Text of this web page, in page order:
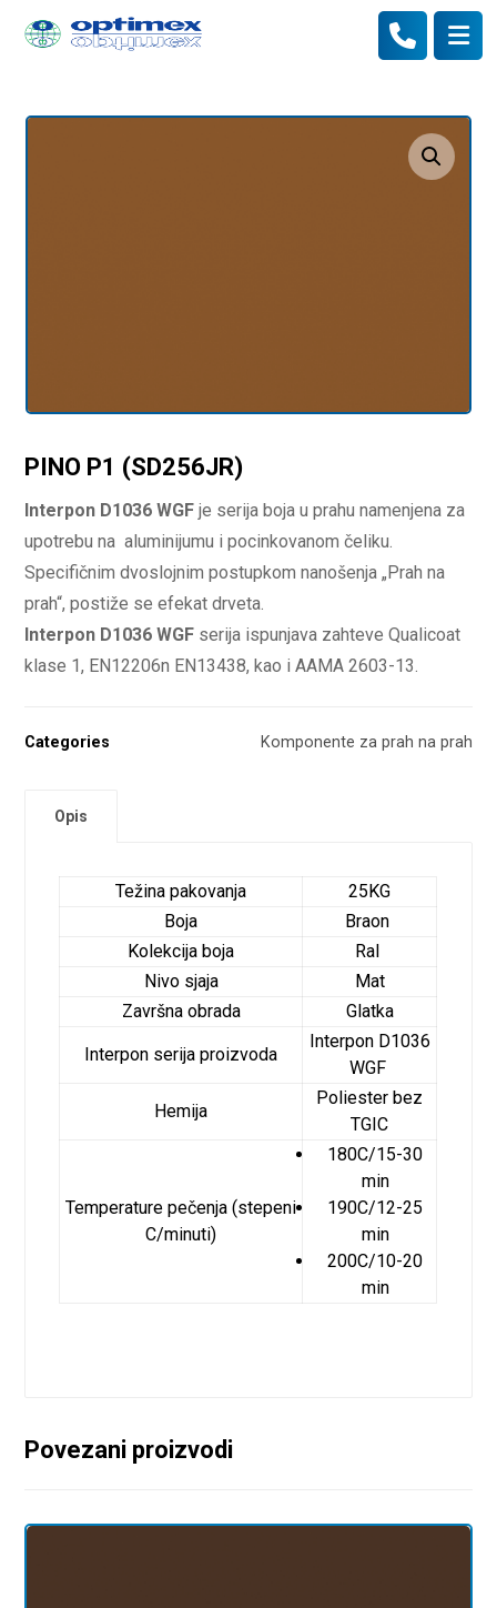
Enlarge the image
PINO P1 (SD256JR)
Interpon D1036 WGF je serija boja u prahu namenjena za
upotrebu na aluminijumu i pocinkovanom čeliku.
Specifičnim dvoslojnim postupkom nanošenja „Prah na
prah“, postiže se efekat drveta.
Interpon D1036 WGF serija ispunjava zahteve Qualicoat
klase 1, EN12206n EN13438, kao i AAMA 2603-13.
Categories Komponente za prah na prah
Opis
Težina pakovanja
25KG
Boja
Braon
Kolekcija boja
Ral
Nivo sjaja
Mat
Završna obrada
Glatka
Interpon serija proizvoda
Interpon D1036
WGF
Hemija
Poliester bez
TGIC
Temperature pečenja (stepeni
C/minuti)
180C/15-30
min
190C/12-25
min
200C/10-20
min
Povezani proizvodi